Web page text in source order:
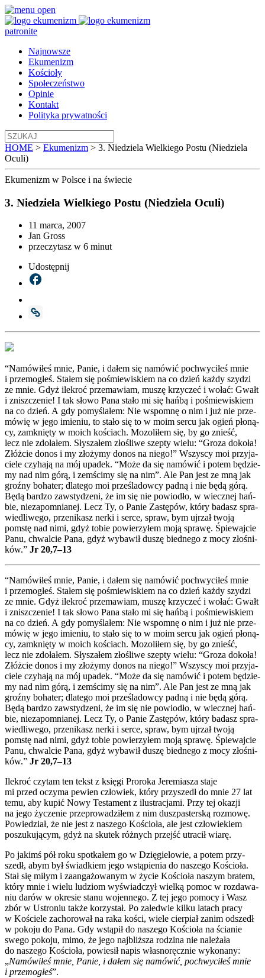
patronite
Najnowsze
Ekumenizm
Kościoły
Społeczeństwo
Opinie
Kontakt
Polityka prywatności
HOME > Ekumenizm > 3. Niedziela Wielkiego Postu (Niedziela
Oculi)
Ekumenizm w Polsce i na świecie
3. Niedziela Wielkiego Postu (Niedziela Oculi)
11 marca, 2007
Jan Gross
przeczytasz w 6 minut
Udostępnij
“Namó­wi­łeś mnie, Panie, i dałem się namó­wić pochwy­ci­łeś mnie
i prze­mo­głeś. Sta­łem się pośmie­wi­skiem na co dzień każ­dy szy­dzi
ze mnie. Gdyż ile­kroć prze­ma­wiam, muszę krzy­czeć i wołać: Gwałt
i znisz­cze­nie! I tak sło­wo Pana sta­ło mi się hań­bą i pośmie­wi­skiem
na co dzień. A gdy pomy­śla­łem: Nie wspo­mnę o nim i już nie prze­
mó­wię w jego imie­niu, to sta­ło się to w moim ser­cu jak ogień pło­ną­
cy, zamknię­ty w moich kościach. Mozo­li­łem się, by go znieść,
lecz nie zdo­ła­łem. Sły­sza­łem zło­śli­we szep­ty wie­lu: “Gro­za doko­ła!
Złóż­cie donos i my zło­ży­my donos na nie­go!” Wszy­scy moi przy­ja­
cie­le czy­ha­ją na mój upa­dek. “Może da się namó­wić i potem będzie­
my nad nim górą, i zemści­my się na nim”. Ale Pan jest ze mną jak
groź­ny boha­ter; dla­te­go moi prze­śla­dow­cy pad­ną i nie będą górą.
Będą bar­dzo zawsty­dze­ni, że im się nie powio­dło, w wiecz­nej hań­
bie, nie­za­po­mnia­nej. Lecz Ty, o Panie Zastę­pów, któ­ry badasz spra­
wie­dli­we­go, prze­ni­kasz ner­ki i ser­ce, spraw, bym ujrzał two­ją
pomstę nad nimi, gdyż tobie powie­rzy­łem moją spra­wę. Śpie­waj­cie
Panu, chwal­cie Pana, gdyż wyba­wił duszę bied­ne­go z mocy zło­śni­
ków.” Jr 20,7–13
“Namó­wi­łeś mnie, Panie, i dałem się namó­wić pochwy­ci­łeś mnie
i prze­mo­głeś. Sta­łem się pośmie­wi­skiem na co dzień każ­dy szy­dzi
ze mnie. Gdyż ile­kroć prze­ma­wiam, muszę krzy­czeć i wołać: Gwałt
i znisz­cze­nie! I tak sło­wo Pana sta­ło mi się hań­bą i pośmie­wi­skiem
na co dzień. A gdy pomy­śla­łem: Nie wspo­mnę o nim i już nie prze­
mó­wię w jego imie­niu, to sta­ło się to w moim ser­cu jak ogień pło­ną­
cy, zamknię­ty w moich kościach. Mozo­li­łem się, by go znieść,
lecz nie zdo­ła­łem. Sły­sza­łem zło­śli­we szep­ty wie­lu: “Gro­za doko­ła!
Złóż­cie donos i my zło­ży­my donos na nie­go!” Wszy­scy moi przy­ja­
cie­le czy­ha­ją na mój upa­dek. “Może da się namó­wić i potem będzie­
my nad nim górą, i zemści­my się na nim”. Ale Pan jest ze mną jak
groź­ny boha­ter; dla­te­go moi prze­śla­dow­cy pad­ną i nie będą górą.
Będą bar­dzo zawsty­dze­ni, że im się nie powio­dło, w wiecz­nej hań­
bie, nie­za­po­mnia­nej. Lecz Ty, o Panie Zastę­pów, któ­ry badasz spra­
wie­dli­we­go, prze­ni­kasz ner­ki i ser­ce, spraw, bym ujrzał two­ją
pomstę nad nimi, gdyż tobie powie­rzy­łem moją spra­wę. Śpie­waj­cie
Panu, chwal­cie Pana, gdyż wyba­wił duszę bied­ne­go z mocy zło­śni­
ków.” Jr 20,7–13
Ile­kroć czy­tam ten tekst z księ­gi Pro­ro­ka Jere­mia­sza sta­je
mi przed oczy­ma pewien czło­wiek, któ­ry przy­szedł do mnie 27 lat
temu, aby kupić Nowy Testa­ment z ilu­stra­cja­mi. Przy tej oka­zji
na jego życze­nie prze­pro­wa­dzi­łem z nim dusz­pa­ster­ską roz­mo­wę.
Powie­dział, że nie jest z nasze­go Kościo­ła, ale jest czło­wie­kiem
poszu­ku­ją­cym, gdyż na sku­tek róż­nych przejść utra­cił wia­rę.
Po jakimś pół roku spo­tka­łem go w Dzię­gie­lo­wie, a potem przy­
szedł, abym był świad­kiem jego wstą­pie­nia do nasze­go Kościo­ła.
Stał się miłym i zaan­ga­żo­wa­nym w życie Kościo­ła naszym bra­tem,
któ­ry mnie i wie­lu ludziom wyświad­czył wiel­ką pomoc w roz­da­wa­
niu darów w okre­sie sta­nu wojen­ne­go. Z tej jego pomo­cy i Wasz
zbór w Ustro­niu tak­że korzy­stał. Po zale­d­wie kil­ku latach pra­cy
w Koście­le zacho­ro­wał na raka kości, wie­le cier­piał zanim odszedł
w poko­ju do Pana. Gdy wstą­pił do nasze­go Kościo­ła na ścia­nie
swe­go poko­ju, mimo, że jego naj­bliż­sza rodzi­na nie nale­ża­ła
do nasze­go Kościo­ła, powie­sił napis wła­sno­ręcz­nie wyko­na­ny:
„Namó­wi­łeś mnie, Panie, i dałem się namó­wić, pochwy­ci­łeś mnie
i prze­mo­głeś”.